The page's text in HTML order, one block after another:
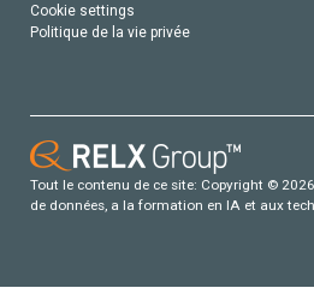
Cookie settings
Politique de la vie privée
Tout le contenu de ce site: Copyright ©
de données, a la formation en IA et aux